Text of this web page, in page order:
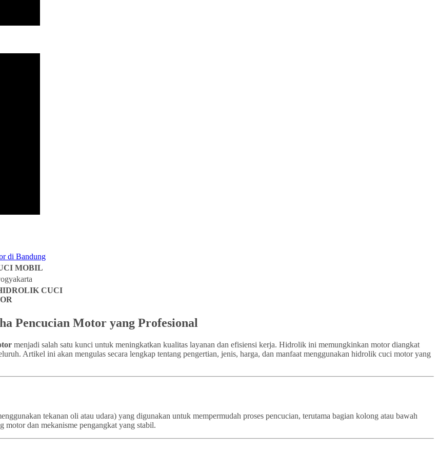
MOBIL
CUCI
Pencucian Motor yang Profesional
menjadi salah satu kunci untuk meningkatkan kualitas layanan dan efisiensi kerja. Hidrolik ini memungkinkan motor diangkat
Artikel ini akan mengulas secara lengkap tentang pengertian, jenis, harga, dan manfaat menggunakan hidrolik cuci motor yang
tekanan oli atau udara) yang digunakan untuk mempermudah proses pencucian, terutama bagian kolong atau bawah
dan mekanisme pengangkat yang stabil.